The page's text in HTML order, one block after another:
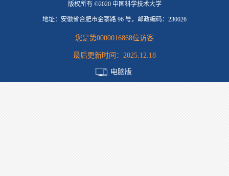
版权所有 ©2020 中国科学技术大学
地址：安徽省合肥市金寨路 96 号，邮政编码：230026
您是第0000016868位访客
最后更新时间： 2025.12.18
电脑版